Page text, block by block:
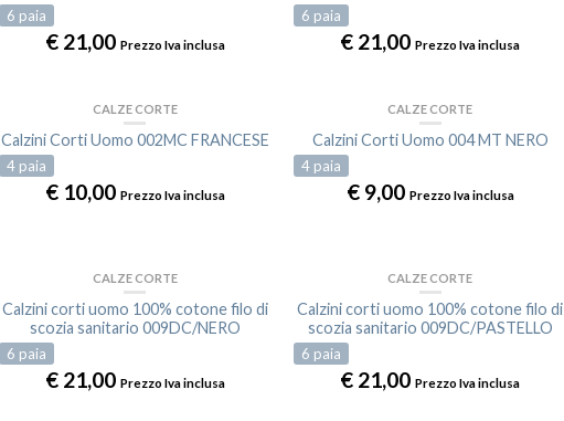
6 paia
€21,00 Prezzo Iva inclusa
6 paia
€ 21,00 Prezzo Iva inclusa
CALZE CORTE
Calzini Corti Uomo 002MC FRANCESE
4 paia
€10,00 Prezzo Iva inclusa
CALZE CORTE
Calzini Corti Uomo 004 MT NERO
4 paia
€9,00 Prezzo Iva inclusa
CALZE CORTE
Calzini corti uomo 100% cotone filo di
scozia sanitario 009DC/NERO
6 paia
€21,00 Prezzo Iva inclusa
CALZE CORTE
Calzini corti uomo 100% cotone filo di
scozia sanitario 009DC/PASTELLO
6 paia
€ 21,00 Prezzo Iva inclusa